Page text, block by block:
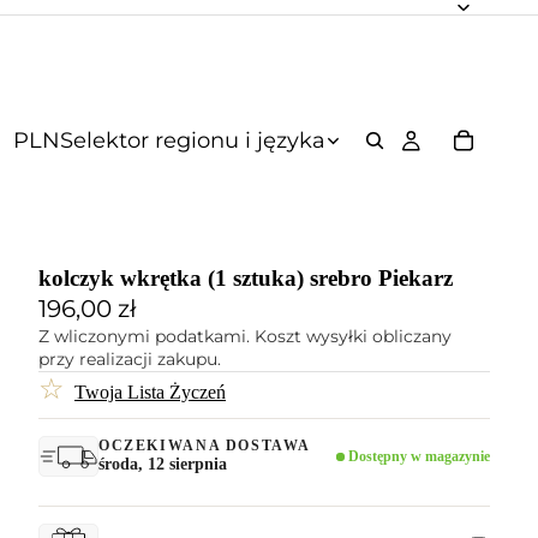
PLNSelektor regionu i języka
kolczyk wkrętka (1 sztuka) srebro Piekarz
196,00 zł
Z wliczonymi podatkami. Koszt wysyłki obliczany
przy realizacji zakupu.
☆ Twoja Lista Życzeń
OCZEKIWANA DOSTAWA
środa, 12 sierpnia Dostępny w magazynie